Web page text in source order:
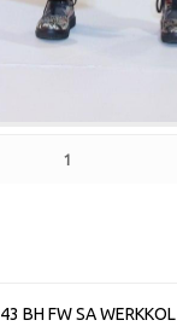
43 BH FW SA WERKKOL